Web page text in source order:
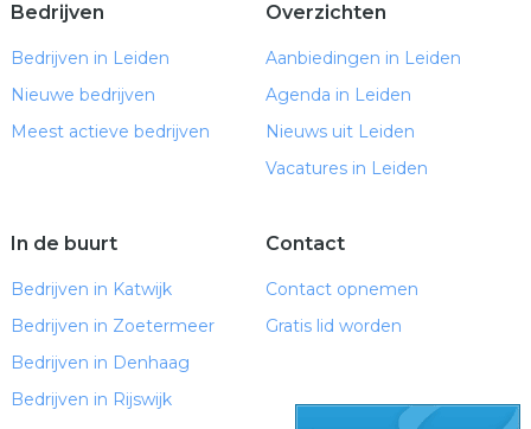
Bedrijven
Bedrijven in Leiden
Nieuwe bedrijven
Meest actieve bedrijven
Overzichten
Aanbiedingen in Leiden
Agenda in Leiden
Nieuws uit Leiden
Vacatures in Leiden
In de buurt
Bedrijven in Katwijk
Bedrijven in Zoetermeer
Bedrijven in Denhaag
Bedrijven in Rijswijk
Contact
Contact opnemen
Gratis lid worden